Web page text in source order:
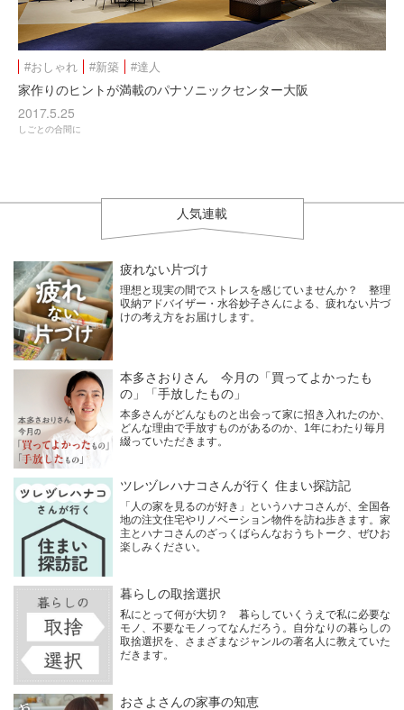
#おしゃれ #新築 #達人
家作りのヒントが満載のパナソニックセンター大阪
2017.5.25
しごとの合間に
人気連載
疲れない片づけ
理想と現実の間でストレスを感じていませんか？ 整理
収納アドバイザー・水谷妙子さんによる、疲れない片づ
けの考え方をお届けします。
本多さおりさん 今月の「買ってよかったも
の」「手放したもの」
本多さんがどんなものと出会って家に招き入れたのか、
どんな理由で手放すものがあるのか、1年にわたり毎月
綴っていただきます。
ツレヅレハナコさんが行く 住まい探訪記
「人の家を見るのが好き」というハナコさんが、全国各
地の注文住宅やリノベーション物件を訪ね歩きます。家
主とハナコさんのざっくばらんなおうちトーク、ぜひお
楽しみください。
暮らしの取捨選択
私にとって何が大切？ 暮らしていくうえで私に必要な
モノ、不要なモノってなんだろう。自分なりの暮らしの
取捨選択を、さまざまなジャンルの著名人に教えていた
だきます。
おさよさんの家事の知恵